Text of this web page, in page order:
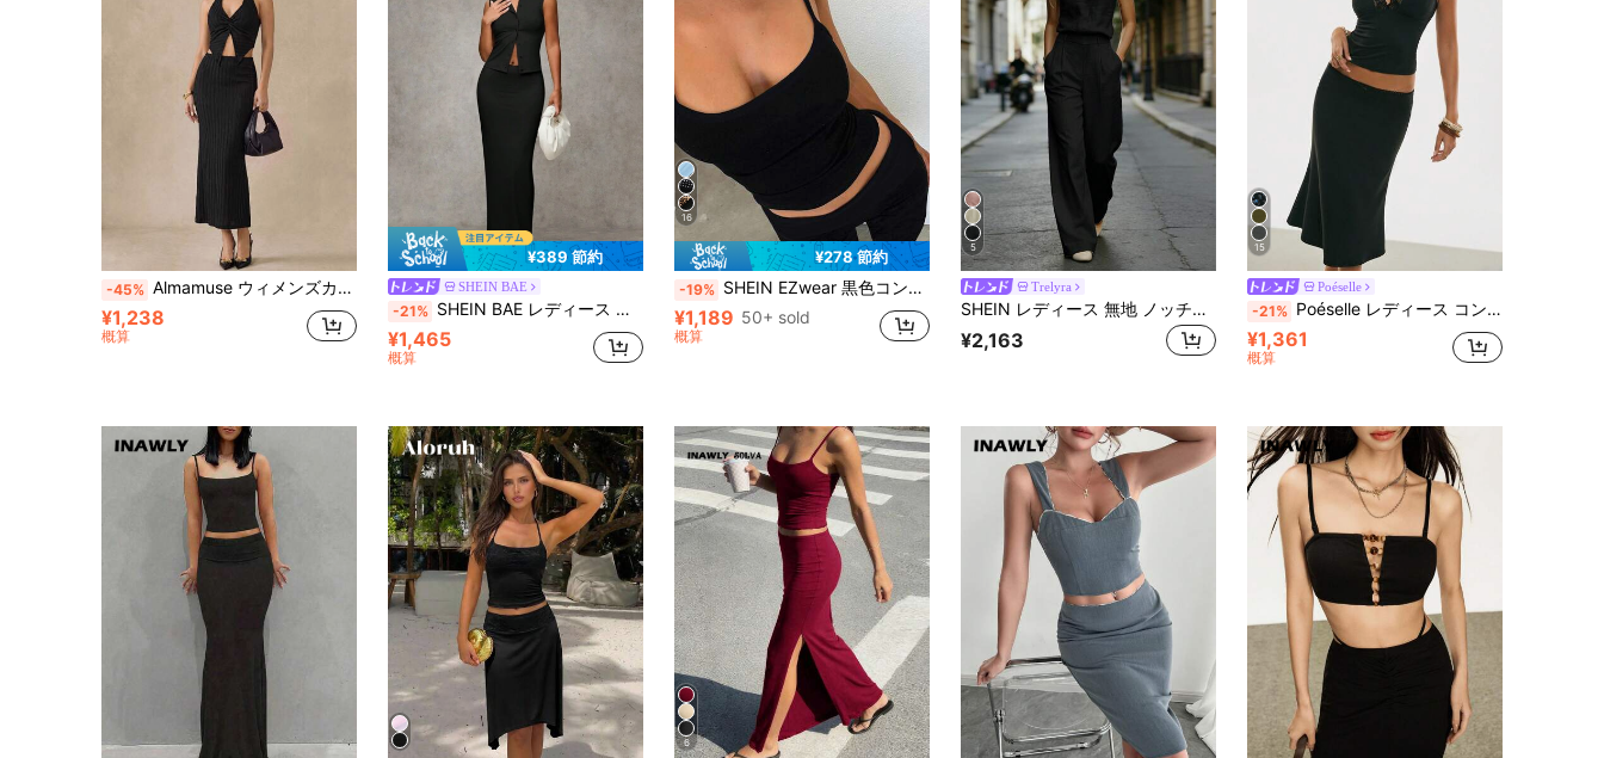
-45% Almamuse ウィメンズカジュアルテクスチャードホルターネック トップ&スカート 2ピースセット
¥1,238
概算
¥389 節約
SHEIN BAE
-21% SHEIN BAE レディース カジュアルノースリーブ ロングスカートセット 秋冬仕様
¥1,465
概算
16
¥278 節約
-19% SHEIN EZwear 黒色コントラストカラー タイアップキャミソールとパンツセット、春夏シーズンに適しています
¥1,189 50+ sold
概算
5
Trelyra
SHEIN レディース 無地 ノッチVネック ノースリーブシャツ＆パンツ カジュアル 2点セット
¥2,163
15
Poéselle
-21% Poéselle レディース コントラストレース ディープVネック タンクトップ＆マーメイドスカート 2点セット
¥1,361
概算
6